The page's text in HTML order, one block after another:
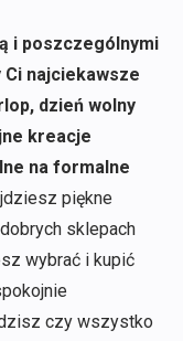
i poszczególnymi
najciekawsze
dzień wolny
kreacje
na formalne
piękne
sklepach
wybrać i kupić
czy wszystko